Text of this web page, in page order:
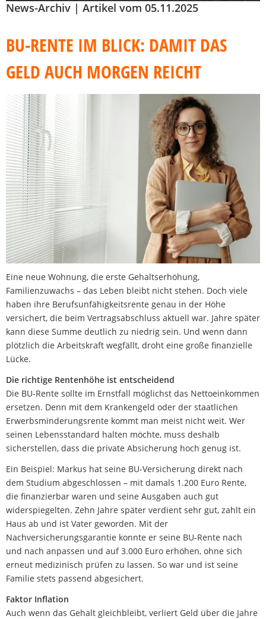
News-Archiv | Artikel vom 05.11.2025
BU-RENTE IM BLICK: DAMIT DAS
GELD AUCH MORGEN REICHT
Eine neue Wohnung, die erste Gehaltserhöhung,
Familienzuwachs – das Leben bleibt nicht stehen. Doch viele
haben ihre Berufsunfähigkeitsrente genau in der Höhe
versichert, die beim Vertragsabschluss aktuell war. Jahre später
kann diese Summe deutlich zu niedrig sein. Und wenn dann
plötzlich die Arbeitskraft wegfällt, droht eine große finanzielle
Lücke.
Die richtige Rentenhöhe ist entscheidend
Die BU-Rente sollte im Ernstfall möglichst das Nettoeinkommen
ersetzen. Denn mit dem Krankengeld oder der staatlichen
Erwerbsminderungsrente kommt man meist nicht weit. Wer
seinen Lebensstandard halten möchte, muss deshalb
sicherstellen, dass die private Absicherung hoch genug ist.
Ein Beispiel: Markus hat seine BU-Versicherung direkt nach
dem Studium abgeschlossen – mit damals 1.200 Euro Rente,
die finanzierbar waren und seine Ausgaben auch gut
widerspiegelten. Zehn Jahre später verdient sehr gut, zahlt ein
Haus ab und ist Vater geworden. Mit der
Nachversicherungsgarantie konnte er seine BU-Rente nach
und nach anpassen und auf 3.000 Euro erhöhen, ohne sich
erneut medizinisch prüfen zu lassen. So war und ist seine
Familie stets passend abgesichert.
Faktor Inflation
Auch wenn das Gehalt gleichbleibt, verliert Geld über die Jahre